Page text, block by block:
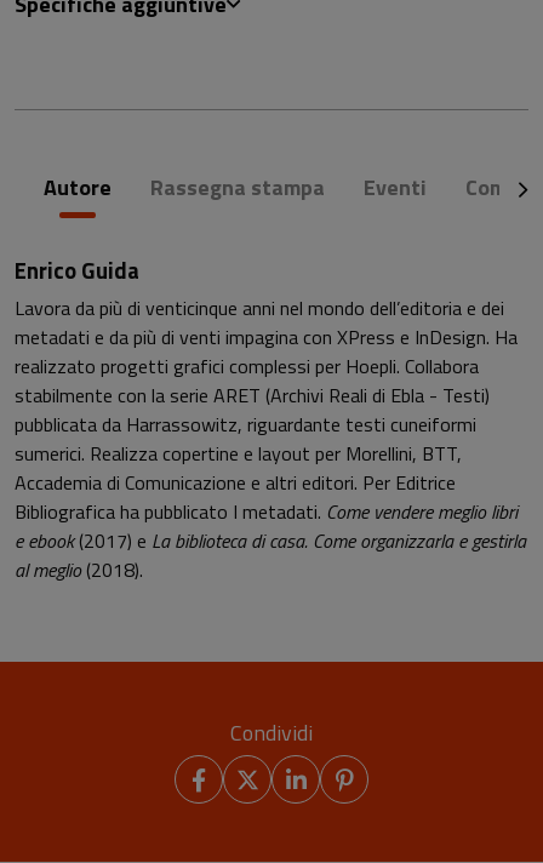
Autore Rassegna stampa Eventi
Enrico Guida
Lavora da più di venticinque anni nel mondo dell’editoria e dei
metadati e da più di venti impagina con XPress e InDesign. Ha
realizzato progetti grafici complessi per Hoepli. Collabora
stabilmente con la serie ARET (Archivi Reali di Ebla - Testi)
pubblicata da Harrassowitz, riguardante testi cuneiformi
sumerici. Realizza copertine e layout per Morellini, BTT,
Accademia di Comunicazione e altri editori. Per Editrice
Bibliografica ha pubblicato I metadati. Come vendere meglio libri
e ebook(2017) e La biblioteca di casa. Come organizzarla e gestirla
al meglio(2018).
Condividi